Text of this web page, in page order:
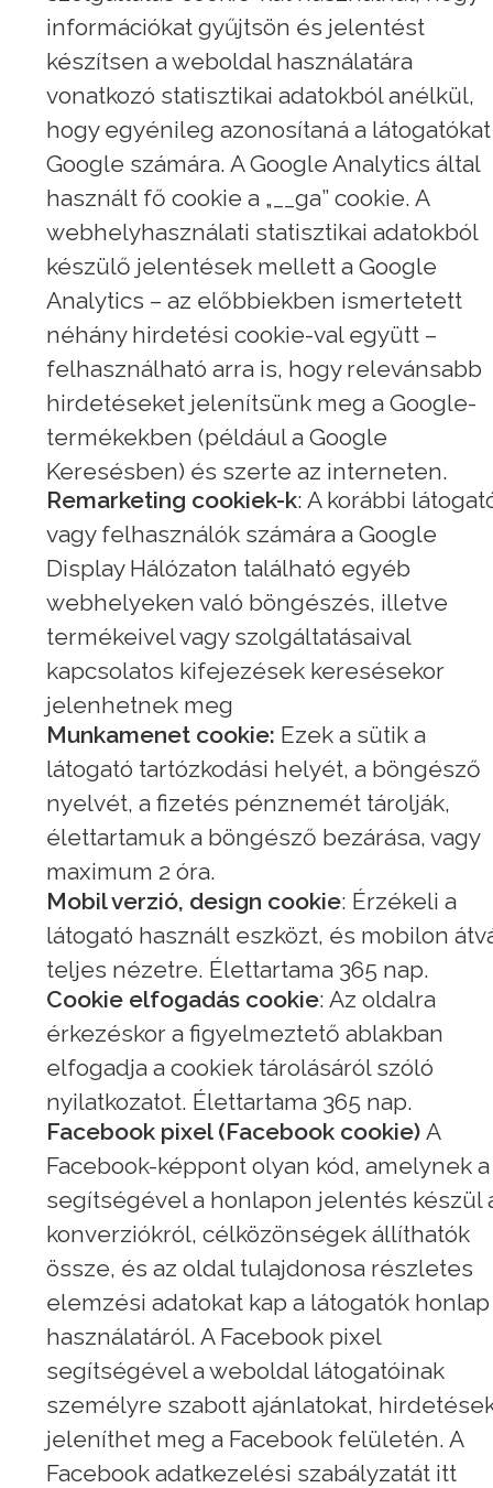
információkat gyűjtsön és jelentést
készítsen a weboldal használatára
vonatkozó statisztikai adatokból anélkül,
hogy egyénileg azonosítaná a látogatókat
Google számára. A Google Analytics által
használt fő cookie a „__ga” cookie. A
webhelyhasználati statisztikai adatokból
készülő jelentések mellett a Google
Analytics – az előbbiekben ismertetett
néhány hirdetési cookie-val együtt –
felhasználható arra is, hogy relevánsabb
hirdetéseket jelenítsünk meg a Google-
termékekben (például a Google
Keresésben) és szerte az interneten.
Remarketing cookiek-k: A korábbi
vagy felhasználók számára a Google
Display Hálózaton található egyéb
webhelyeken való böngészés, illetve
termékeivel vagy szolgáltatásaival
kapcsolatos kifejezések keresésekor
jelenhetnek meg
Munkamenet cookie: Ezek a sütik a
látogató tartózkodási helyét, a böngésző
nyelvét, a fizetés pénznemét tárolják,
élettartamuk a böngésző bezárása, vagy
maximum 2 óra.
Mobil verzió, design cookie: Érzékeli a
látogató használt eszközt, és mobilon
teljes nézetre. Élettartama 365 nap.
Cookie elfogadás cookie: Az oldalra
érkezéskor a figyelmeztető ablakban
elfogadja a cookiek tárolásáról szóló
nyilatkozatot. Élettartama 365 nap.
Facebook pixel (Facebook cookie) A
Facebook-képpont olyan kód, amelynek a
segítségével a honlapon jelentés készül
konverziókról, célközönségek állíthatók
össze, és az oldal tulajdonosa részletes
elemzési adatokat kap a látogatók honlap
használatáról. A Facebook pixel
segítségével a weboldal látogatóinak
személyre szabott ajánlatokat,
jeleníthet meg a Facebook felületén. A
Facebook adatkezelési szabályzatát itt